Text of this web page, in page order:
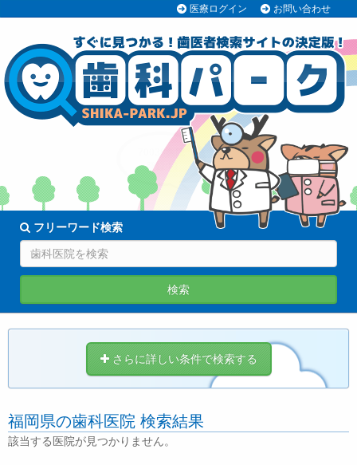
医療ログイン お問い合わせ
70038医院
登録中!
フリーワード検索
検索
さらに詳しい条件で検索する
福岡県の歯科医院 検索結果
該当する医院が見つかりません。